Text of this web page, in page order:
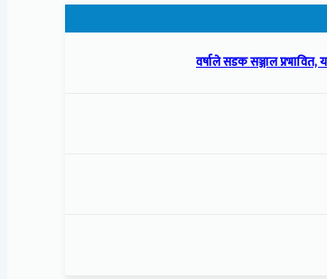
वर्षाले सडक सञ्जाल प्रभावित,